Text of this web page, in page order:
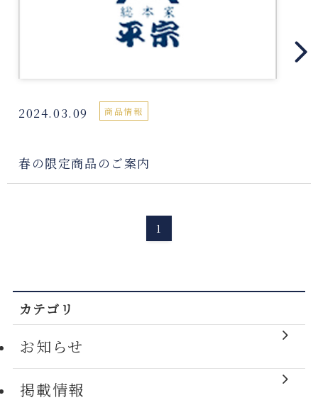
2024.03.09 商品情報
春の限定商品のご案内
1
カテゴリ
お知らせ
掲載情報